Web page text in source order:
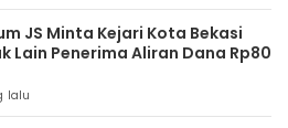
JS Minta Kejari Kota Bekasi
Lain Penerima Aliran Dana Rp80
lalu